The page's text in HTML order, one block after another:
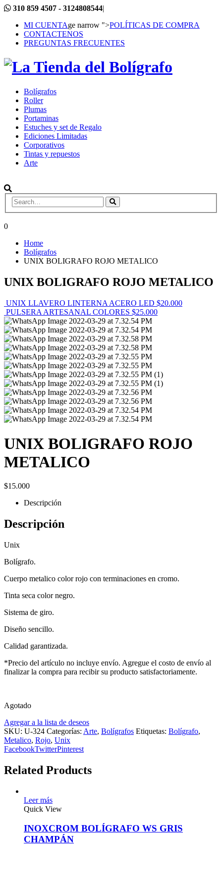
310 859 4507 - 3124808544|
MI CUENTAge narrow ">POLÍTICAS DE COMPRA
CONTACTENOS
PREGUNTAS FRECUENTES
Bolígrafos
Roller
Plumas
Portaminas
Estuches y set de Regalo
Ediciones Limitadas
Corporativos
Tintas y repuestos
Arte
0
Home
Bolígrafos
UNIX BOLIGRAFO ROJO METALICO
UNIX BOLIGRAFO ROJO METALICO
UNIX LLAVERO LINTERNA ACERO LED $20.000
PULSERA ARTESANAL COLORES $25.000
UNIX BOLIGRAFO ROJO
METALICO
$15.000
Descripción
Descripción
Unix
Bolígrafo.
Cuerpo metalico color rojo con terminaciones en cromo.
Tinta seca color negro.
Sistema de giro.
Diseño sencillo.
Calidad garantizada.
*Precio del artículo no incluye envío. Agregue el costo de envío al
finalizar la compra para recibir su producto satisfactoriamente.
Agotado
Agregar a la lista de deseos
SKU: U-324 Categorías: Arte, Bolígrafos Etiquetas: Bolígrafo,
Metalico, Rojo, Unix
FacebookTwitterPinterest
Related Products
Leer más
Quick View
INOXCROM BOLÍGRAFO WS GRIS
CHAMPÁN